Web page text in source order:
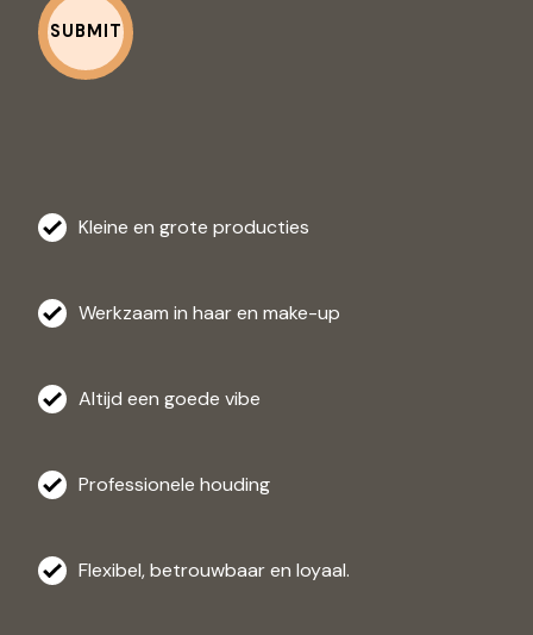
Kleine en grote producties
Werkzaam in haar en make-up
Altijd een goede vibe
Professionele houding
Flexibel, betrouwbaar en loyaal.